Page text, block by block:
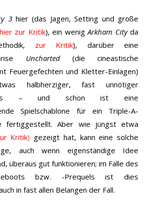
3hier (das Jagen, Setting und große
hier zur Kritik), ein wenig Arkham Cityda
zur Kritik), darüber eine
Uncharted(die cineastische
Feuergefechten und Kletter-Einlagen)
halbherziger, fast unnötiger
– und schon ist eine
Spielschablone für ein Triple-A-
fertiggestellt. Aber wie jüngst etwa
Kritik) gezeigt hat, kann eine solche
auch wenn eigenständige Idee
überaus gut funktionieren; im Falle des
bzw. -Prequels ist dies
in fast allen Belangen der Fall.